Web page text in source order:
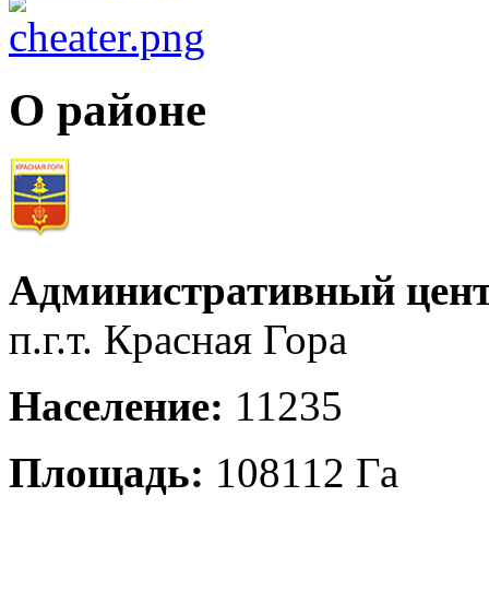
О районе
Административный
п.г.т. Красная Гора
Население: 11235
Площадь: 108112 Га